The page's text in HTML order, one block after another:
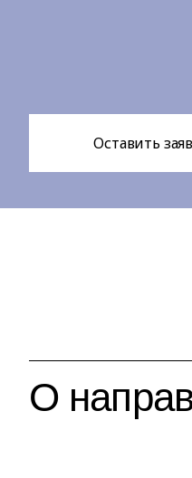
Оставить
О